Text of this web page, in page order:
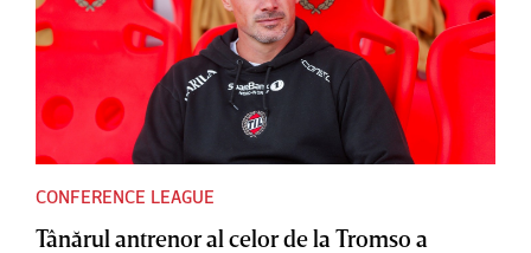
CONFERENCE LEAGUE
Tânărul antrenor al celor de la Tromso a